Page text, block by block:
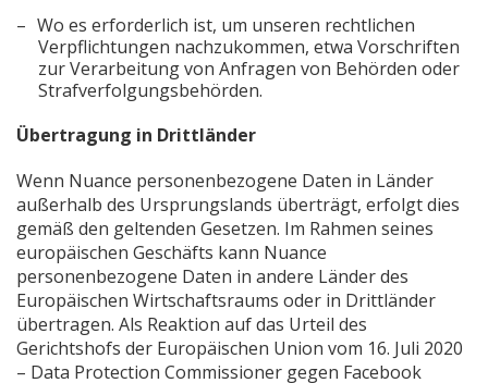
Wo es erforderlich ist, um unseren rechtlichen
Verpflichtungen nachzukommen, etwa Vorschriften
zur Verarbeitung von Anfragen von Behörden oder
Strafverfolgungsbehörden.
Übertragung in Drittländer
Wenn Nuance personenbezogene Daten in Länder
außerhalb des Ursprungslands überträgt, erfolgt dies
gemäß den geltenden Gesetzen. Im Rahmen seines
europäischen Geschäfts kann Nuance
personenbezogene Daten in andere Länder des
Europäischen Wirtschaftsraums oder in Drittländer
übertragen. Als Reaktion auf das Urteil des
Gerichtshofs der Europäischen Union vom 16. Juli 2020
– Data Protection Commissioner gegen Facebook